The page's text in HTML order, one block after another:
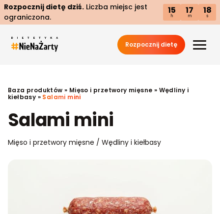
Rozpocznij dietę dziś. Liczba miejsc jest
ograniczona.
15
h
17
m
17
s
Rozpocznij dietę
Baza produktów » Mięso i przetwory mięsne » Wędliny i
kiełbasy » Salami mini
Salami mini
Mięso i przetwory mięsne / Wędliny i kiełbasy